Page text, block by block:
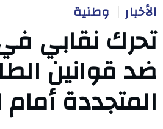
الأخبار وطنية
تحرك نقابي
ضد قوانين
المتجددة أمام